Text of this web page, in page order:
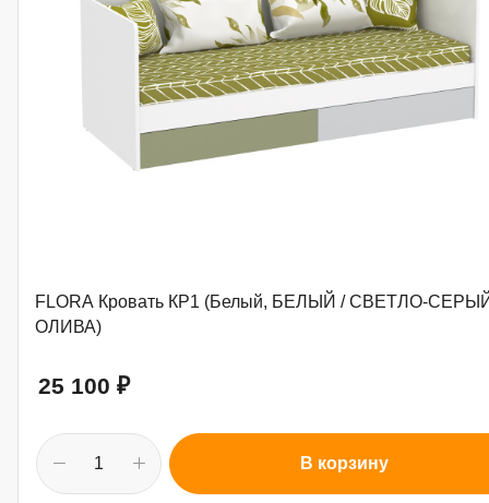
FLORA Кровать КР1 (Белый, БЕЛЫЙ / СВЕТЛО-
ОЛИВА)
25 100 ₽
В корзину